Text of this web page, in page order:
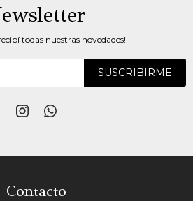
Contacto
todas nuestras novedades!
SUSCRIBIRME
 